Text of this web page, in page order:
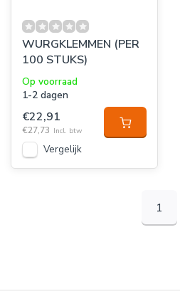
WURGKLEMMEN (PER
100 STUKS)
Op voorraad
1-2 dagen
€22,91
€27,73 Incl. btw
Vergelijk
1